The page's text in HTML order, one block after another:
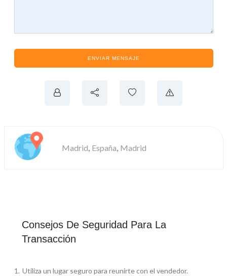
ENVIAR MENSAJE
Madrid, España, Madrid
Consejos De Seguridad Para La
Transacción
Utiliza un lugar seguro para reunirte con el vendedor.